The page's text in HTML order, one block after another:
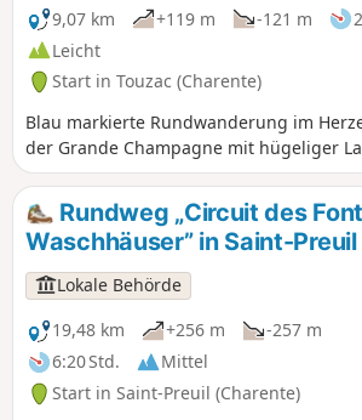
9,07 km
+119 m -121 m
Leicht
Start in Touzac (Charente)
Blau markierte Rundwanderung im
der Grande Champagne mit hügeliger
Rundweg „Circuit des
Waschhäuser” in Saint-Preuil
Lokale Behörde
19,48 km
+256 m
-257 m
6:20 Std.
Mittel
Start in Saint-Preuil (Charente)